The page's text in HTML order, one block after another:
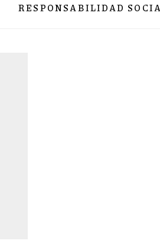
RESPONSABILIDAD